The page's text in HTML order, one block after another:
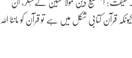
کتابی شکل میں ہے تو قرآن کو ماننا اللہ